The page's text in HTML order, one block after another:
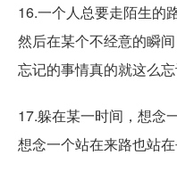
16.一个人总要走陌生的
然后在某个不经意的瞬
忘记的事情真的就这么忘
17.躲在某一时间，想念
想念一个站在来路也站